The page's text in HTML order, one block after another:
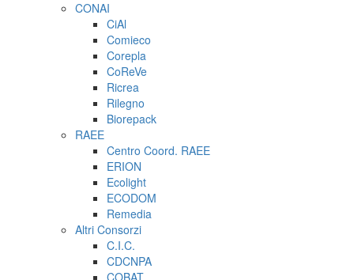
CONAI
CiAl
Comieco
Corepla
CoReVe
Ricrea
Rilegno
Biorepack
RAEE
Centro Coord. RAEE
ERION
Ecolight
ECODOM
Remedia
Altri Consorzi
C.I.C.
CDCNPA
COBAT